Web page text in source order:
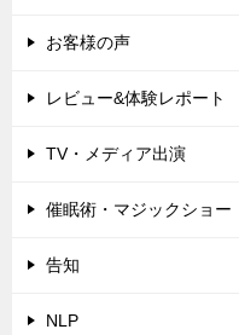
お客様の声
レビュー&体験レポート
TV・メディア出演
催眠術・マジックショー
告知
NLP